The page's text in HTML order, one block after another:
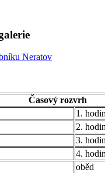
Časový rozvrh
1.
2.
3.
4.
oběd